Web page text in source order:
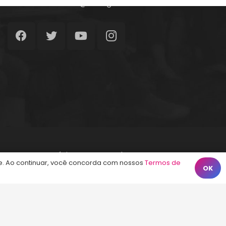
Início Termos de Uso Contato
continuar, você concorda com nossos Termos de
OK